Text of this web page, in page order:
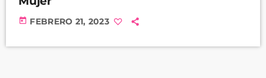
today FEBRERO 21, 2023